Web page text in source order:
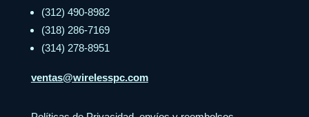
(312) 490-8982
(318) 286-7169
(314) 278-8951
ventas@wirelesspc.com